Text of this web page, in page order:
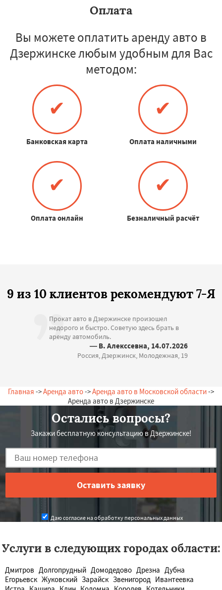
Оплата
Вы можете оплатить аренду авто в
Дзержинске любым удобным для Вас
методом:
✔
Банковская карта
✔
Оплата наличными
✔
Оплата онлайн
✔
Безналичный расчёт
9 из 10 клиентов рекомендуют 7-Я
Прокат авто в Дзержинске произошел
недорого и быстро. Советую здесь брать в
аренду автомобиль.
— В. Алекссевна, 14.07.2026
Россия, Дзержинск, Молодежная, 19
Главная ->Аренда авто->Аренда авто в Московской области->
Аренда авто в Дзержинске
Остались вопросы?
Закажи бесплатную консультацию в Дзержинске!
Даю согласие на обработку персональных данных
Услуги в следующих городах области:
Дмитров Долгопрудный Домодедово Дрезна Дубна
Егорьевск Жуковский Зарайск Звенигород Ивантеевка